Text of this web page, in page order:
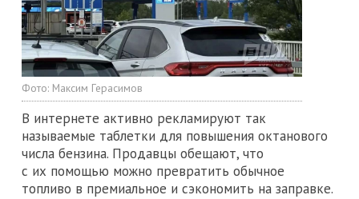
Фото: Максим Герасимов
В интернете активно рекламируют так
называемые таблетки для повышения октанового
числа бензина. Продавцы обещают, что
с их помощью можно превратить обычное
топливо в премиальное и сэкономить на заправке.